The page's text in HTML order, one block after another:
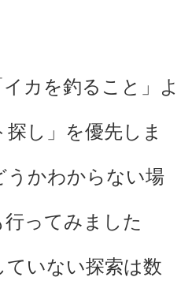
カを釣ること」よ
し」を優先しま
うかわからない場
ってみました
ていない探索は数